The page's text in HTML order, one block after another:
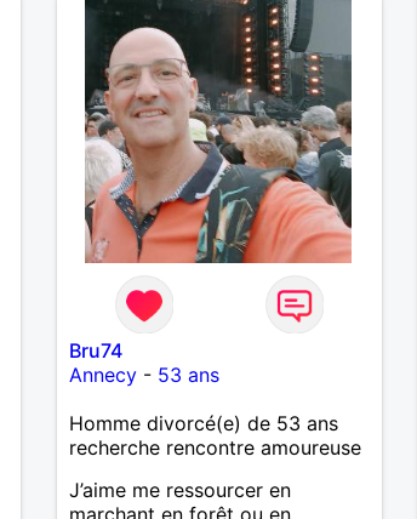
Bru74
Annecy- 53 ans
Homme divorcé(e) de 53 ans
recherche rencontre amoureuse
J’aime me ressourcer en
marchant en forêt ou en